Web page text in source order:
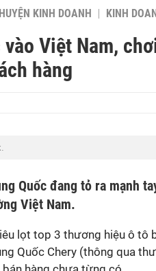
KINH DOANH KINH
vào Việt Nam,
hàng
Quốc đang tỏ ra mạnh
Việt Nam.
lọt top 3 thương hiệu ô tô
Quốc Chery (thông qua